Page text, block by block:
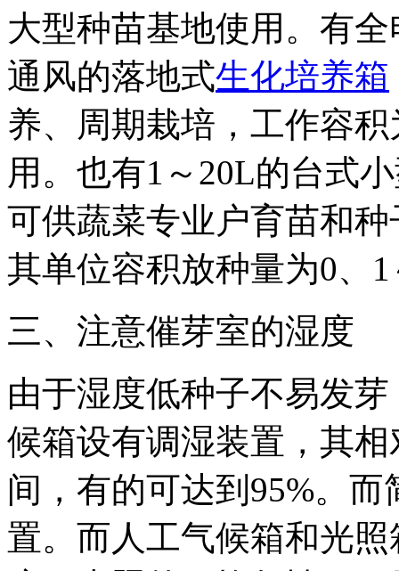
大型种苗基地使用。有
通风的落地式生化培养箱
养、周期栽培，工作容
用。也有1～20L的台式
可供蔬菜专业户育苗和
其单位容积放种量为0、
三、注意催芽室的湿度
由于湿度低种子不易发
候箱设有调湿装置，其
间，有的可达到95%。
置。而人工气候箱和光